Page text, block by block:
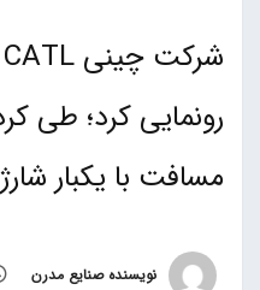
مسافت با یکبار شارژ
نویسنده صنایع مدرن